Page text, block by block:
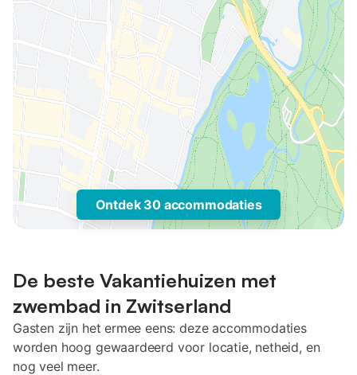
Ontdek 30 accommodaties
De beste Vakantiehuizen met
zwembad in Zwitserland
Gasten zijn het ermee eens: deze accommodaties
worden hoog gewaardeerd voor locatie, netheid, en
nog veel meer.